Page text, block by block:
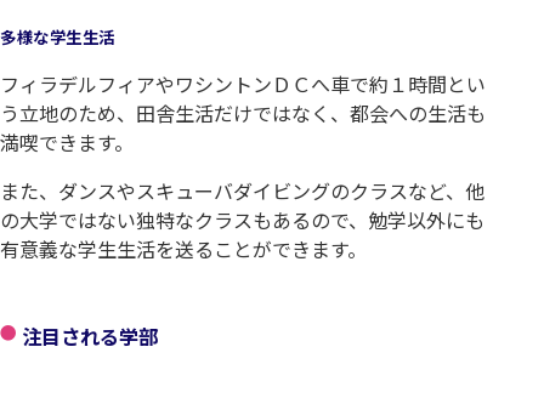
多様な学生生活
フィラデルフィアやワシントンＤＣへ車で約１時間とい
う立地のため、田舎生活だけではなく、都会への生活も
満喫できます。
また、ダンスやスキューバダイビングのクラスなど、他
の大学ではない独特なクラスもあるので、勉学以外にも
有意義な学生生活を送ることができます。
注目される学部